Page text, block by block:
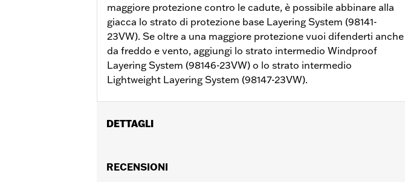
maggiore protezione contro le cadute, è possibile abbinare alla
giacca lo strato di protezione base Layering System (98141-
23VW). Se oltre a una maggiore protezione vuoi difenderti anche
da freddo e vento, aggiungi lo strato intermedio Windproof
Layering System (98146-23VW) o lo strato intermedio
Lightweight Layering System (98147-23VW).
DETTAGLI
Collezione:H-D Flex Layering System
RECENSIONI